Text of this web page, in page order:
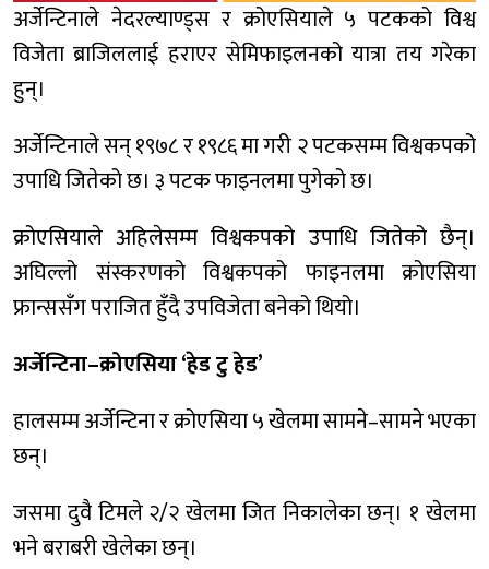
अर्जेन्टिनाले नेदरल्याण्ड्स र क्रोएसियाले ५ पटकको विश्व
विजेता ब्राजिललाई हराएर सेमिफाइलनको यात्रा तय गरेका
हुन्।
अर्जेन्टिनाले सन् १९७८ र १९८६ मा गरी २ पटकसम्म विश्वकपको
उपाधि जितेको छ। ३ पटक फाइनलमा पुगेको छ।
क्रोएसियाले अहिलेसम्म विश्वकपको उपाधि जितेको छैन्।
अघिल्लो संस्करणको विश्वकपको फाइनलमा क्रोएसिया
फ्रान्ससँग पराजित हुँदै उपविजेता बनेको थियो।
अर्जेन्टिना–क्रोएसिया ‘हेड टु हेड’
हालसम्म अर्जेन्टिना र क्रोएसिया ५ खेलमा सामने–सामने भएका
छन्।
जसमा दुवै टिमले २/२ खेलमा जित निकालेका छन्। १ खेलमा
भने बराबरी खेलेका छन्।